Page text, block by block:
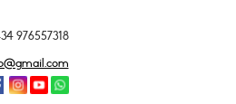
976557318